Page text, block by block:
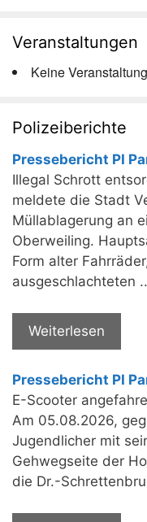
Veranstaltungen
Keine
Polizeiberichte
Pressebericht PI
Illegal Schrott
meldete die Stadt
Müllablagerung an
Oberweiling.
Form alter
ausgeschlachteten
Weiterlesen
Pressebericht PI
E-Scooter
Am 05.08.2026,
Jugendlicher mit
Gehwegseite der
die Dr.-